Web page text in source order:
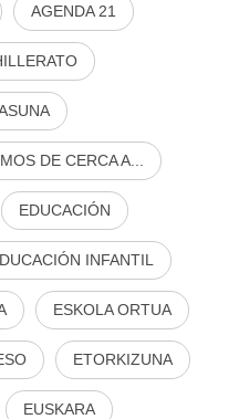
AGENDA 21
DE CERCA A...
EDUCACIÓN
INFANTIL
ESKOLA ORTUA
ETORKIZUNA
EUSKARA